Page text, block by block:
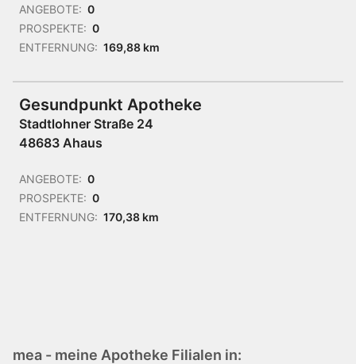
ANGEBOTE: 0
PROSPEKTE: 0
ENTFERNUNG: 169,88 km
Gesundpunkt Apotheke
Stadtlohner Straße 24
48683 Ahaus
ANGEBOTE: 0
PROSPEKTE: 0
ENTFERNUNG: 170,38 km
mea - meine Apotheke Filialen in: